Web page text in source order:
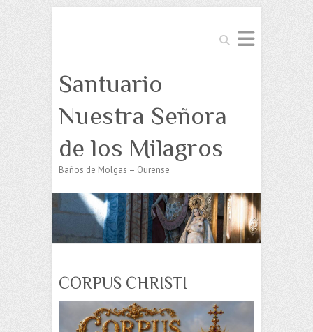
Buscar
Santuario
Nuestra Señora
de los Milagros
Baños de Molgas – Ourense
CORPUS CHRISTI